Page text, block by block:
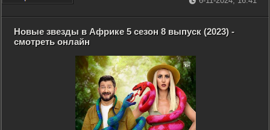
Новые звезды в Африке 5 сезон 8 выпуск (2023) -
смотреть онлайн